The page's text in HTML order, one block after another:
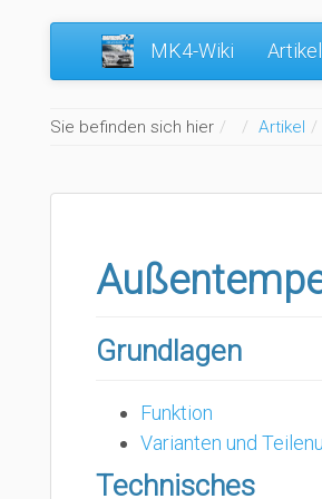
MK4-Wiki Artikel
Sie befinden sich hier Home
Artikel
Grundlagen
Funktion
Varianten und
Technisches